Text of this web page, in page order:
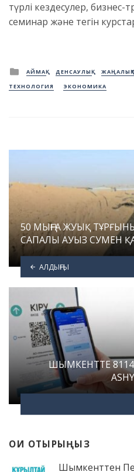
түрлі кездесулер, бизнес-
семинар және тегін
Posted
in
АЙМАҚ ДЕНСАУЛЫҚ
ТЕХНОЛОГИЯ
ЭКОНОМИКА
50 МЫҢҒА ЖУЫҚ
САПАЛЫ АУЫЗ СУМЕН
АЛДЫҢҒЫ
ШЫМКЕНТТЕ
ОҚИ ОТЫРЫҢЫЗ
Шымкенттен